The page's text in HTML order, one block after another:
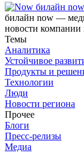
билайн now
билайн now —
новости компании
Темы
Аналитика
Устойчивое
Продукты и
Технологии
Люди
Новости региона
Прочее
Блоги
Пресс-релизы
Медиа